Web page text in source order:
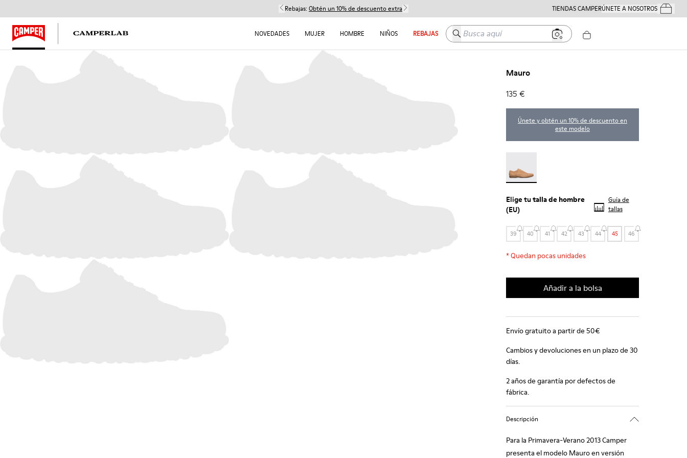
Rebajas: Obtén un 10% de descuento extra TIENDAS CAMPERÚNETE A NOSOTROSTus
NOVEDADES MUJER HOMBRE NIÑOS REBAJAS Busca aquí
Mauro
135 €
Únete y obtén un 10% de descuento en
este modelo
Elige tutalla de hombre
(EU)
Guía de
tallas
39 40 41 42 43 44 45 46
*Quedan pocas unidades
Añadir a la bolsa
Envío gratuito a partir de 50€
Cambios y devoluciones en un plazo de 30
días.
2 años de garantía por defectos de
fábrica.
Descripción
Para la Primavera-Verano 2013 Camper
presenta el modelo Mauro en versión